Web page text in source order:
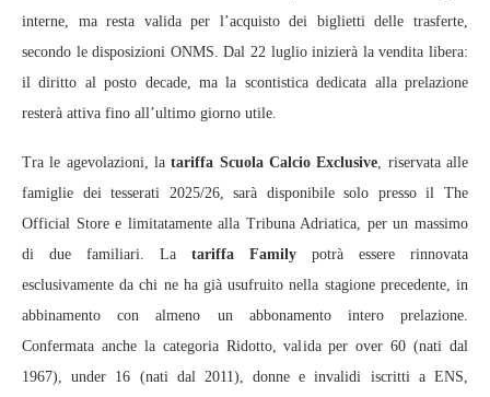
interne, ma resta valida per l’acquisto dei biglietti delle trasferte,
secondo le disposizioni ONMS. Dal 22 luglio inizierà la vendita libera:
il diritto al posto decade, ma la scontistica dedicata alla prelazione
resterà attiva fino all’ultimo giorno utile.
Tra le agevolazioni, la tariffa Scuola Calcio Exclusive , riservata alle
famiglie dei tesserati 2025/26, sarà disponibile solo presso il The
Official Store e limitatamente alla Tribuna Adriatica, per un massimo
di due familiari. La tariffa Family potrà essere rinnovata
esclusivamente da chi ne ha già usufruito nella stagione precedente, in
abbinamento con almeno un abbonamento intero prelazione.
Confermata anche la categoria Ridotto, valida per over 60 (nati dal
1967), under 16 (nati dal 2011), donne e invalidi iscritti a ENS,